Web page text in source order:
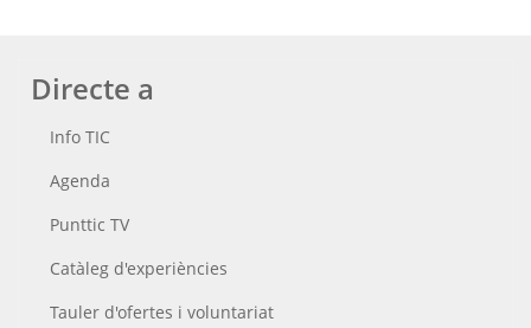
Directe a
Info TIC
Agenda
Punttic TV
Catàleg d'experiències
Tauler d'ofertes i voluntariat